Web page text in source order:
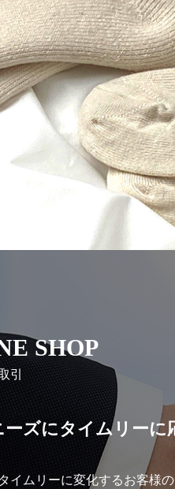
SHOP
引
ーズにタイムリーに
イムリーに変化するお客様